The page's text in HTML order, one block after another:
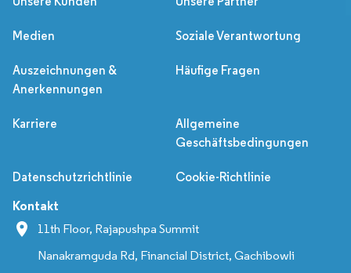
Medien Soziale Verantwortung
Auszeichnungen &
Anerkennungen
Häufige Fragen
Karriere
Allgemeine
Geschäftsbedingungen
Datenschutzrichtlinie Cookie-Richtlinie
Kontakt
11th Floor, Rajapushpa Summit
Nanakramguda Rd, Financial District, Gachibowli